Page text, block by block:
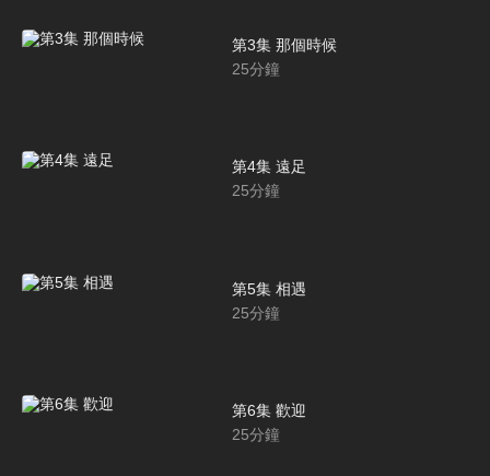
第3集 那個時候
25分鐘
第4集 遠足
25分鐘
第5集 相遇
25分鐘
第6集 歡迎
25分鐘